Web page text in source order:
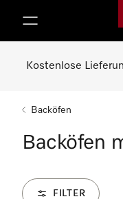
Kostenlose
Backöfen
Backöfen
FILTER